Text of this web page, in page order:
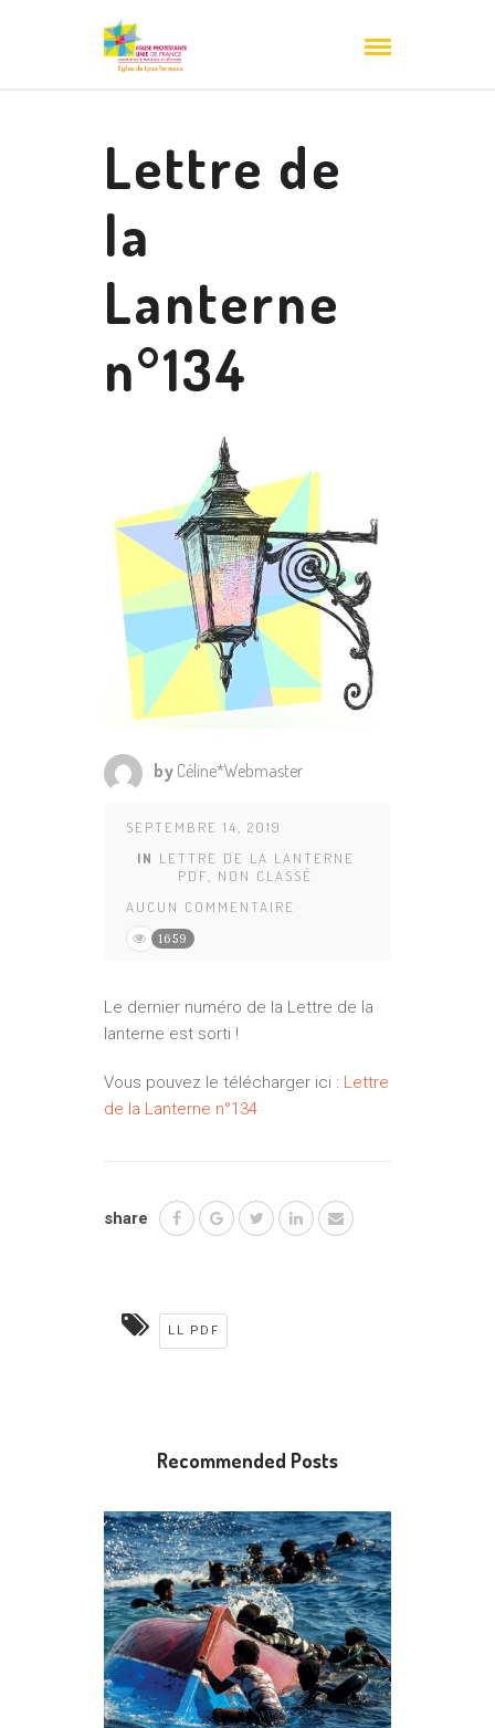
Lettre de
la
Lanterne
n°134
by Céline*Webmaster
SEPTEMBRE 14, 2019
IN LETTRE DE LA LANTERNE
PDF
NON CLASSÉ
AUCUN COMMENTAIRE
1659
Le dernier numéro de la Lettre de la
lanterne est sorti !
Vous pouvez le télécharger ici : Lettre
de la Lanterne n°134
share
LL PDF
Recommended Posts